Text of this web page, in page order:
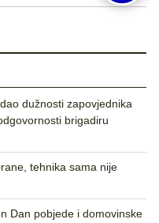
dužnosti zapovjednika
brigadiru
tehnika sama nije
Dan pobjede i domovinske